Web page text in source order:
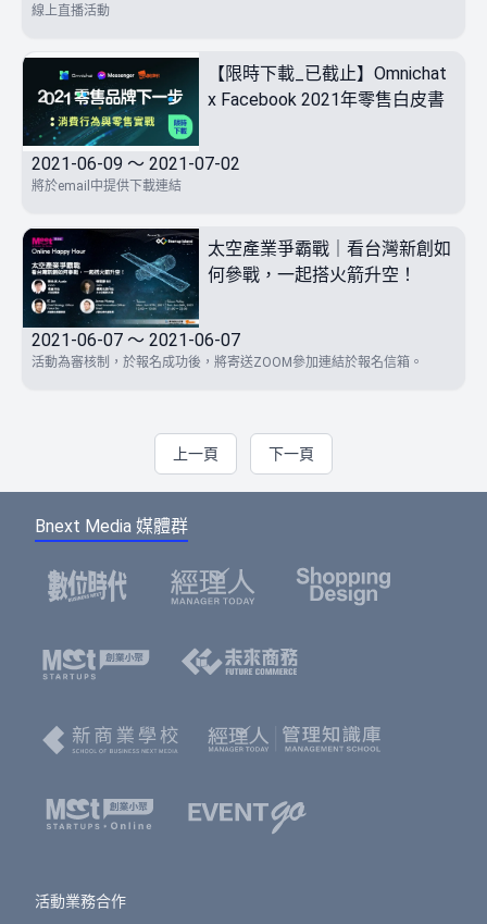
線上直播活動
【限時下載_已截止】Omnichat
x Facebook 2021年零售白皮書
2021-06-09 ～ 2021-07-02
將於email中提供下載連結
太空產業爭霸戰｜看台灣新創如
何參戰，一起搭火箭升空！
2021-06-07 ～ 2021-06-07
活動為審核制，於報名成功後，將寄送ZOOM參加連結於報名信箱。
上一頁 下一頁
Bnext Media 媒體群
活動業務合作